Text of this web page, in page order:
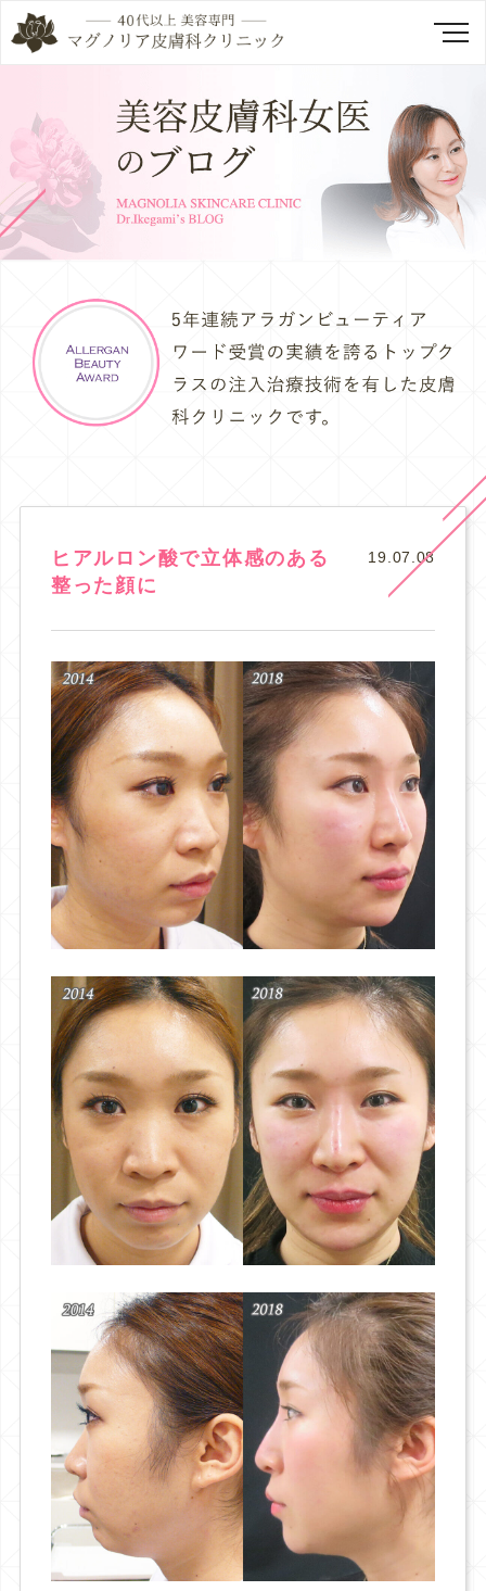
ヒアルロン酸で立体感のある
整った顔に
19.07.08